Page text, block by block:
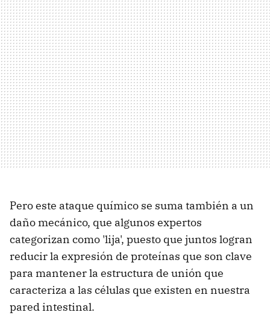
Pero este ataque químico se suma también a un
daño mecánico, que algunos expertos
categorizan como 'lija', puesto que juntos logran
reducir la expresión de proteínas que son clave
para mantener la estructura de unión que
caracteriza a las células que existen en nuestra
pared intestinal.